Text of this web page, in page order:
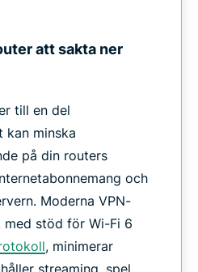
att sakta ner
till en del
kan minska
på din routers
och
Moderna VPN-
med stöd för Wi-Fi 6
, minimerar